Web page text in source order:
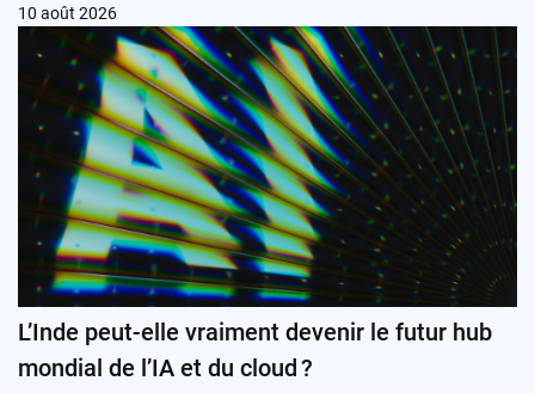
10 août 2026
L’Inde peut-elle vraiment devenir le futur hub
mondial de l’IA et du cloud ?